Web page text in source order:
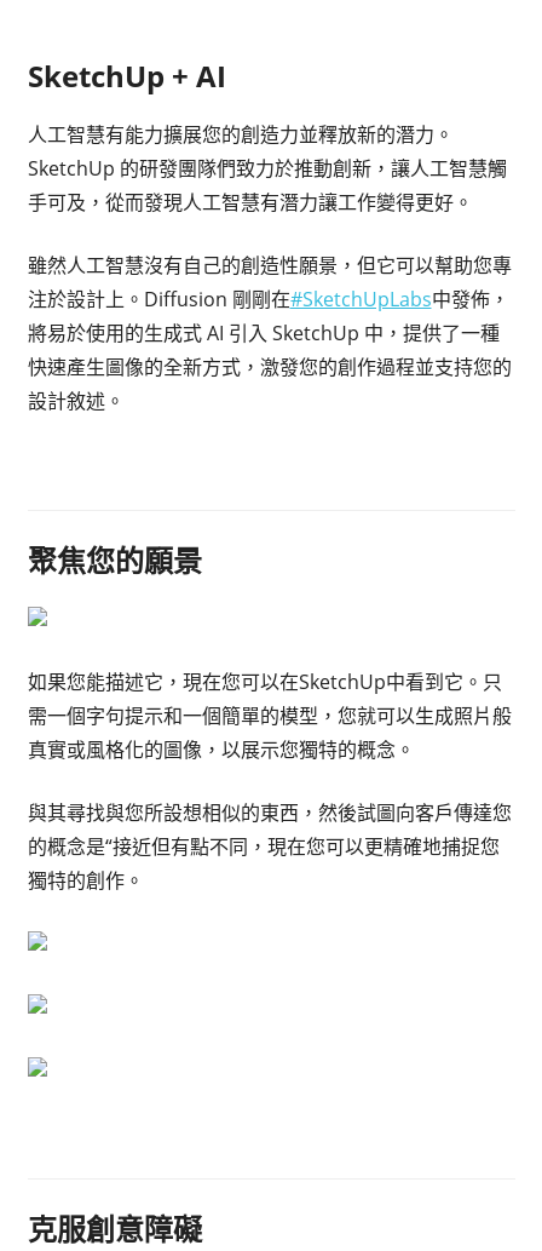
SketchUp + AI
人工智慧有能力擴展您的創造力並釋放新的潛力。
SketchUp 的研發團隊們致力於推動創新，讓人工智慧觸
手可及，從而發現人工智慧有潛力讓工作變得更好。
雖然人工智慧沒有自己的創造性願景，但它可以幫助您專
注於設計上。Diffusion 剛剛在#SketchUpLabs中發佈，
將易於使用的生成式 AI 引入 SketchUp 中，提供了一種
快速產生圖像的全新方式，激發您的創作過程並支持您的
設計敘述。
聚焦您的願景
如果您能描述它，現在您可以在SketchUp中看到它。只
需一個字句提示和一個簡單的模型，您就可以生成照片般
真實或風格化的圖像，以展示您獨特的概念。
與其尋找與您所設想相似的東西，然後試圖向客戶傳達您
的概念是“接近但有點不同，現在您可以更精確地捕捉您
獨特的創作。
克服創意障礙